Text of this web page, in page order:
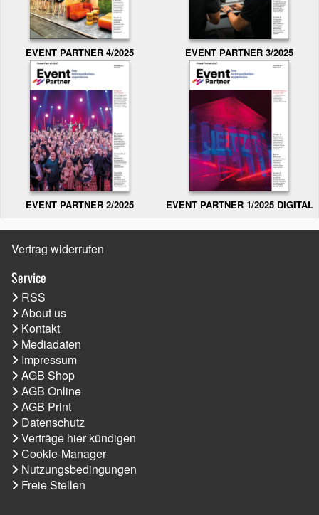
EVENT PARTNER 4/2025 EVENT PARTNER 3/2025
EVENT PARTNER 2/2025 EVENT PARTNER 1/2025 DIGITAL
Vertrag widerrufen
Service
RSS
About us
Kontakt
Mediadaten
Impressum
AGB Shop
AGB Online
AGB Print
Datenschutz
Verträge hier kündigen
Cookie-Manager
Nutzungsbedingungen
Freie Stellen